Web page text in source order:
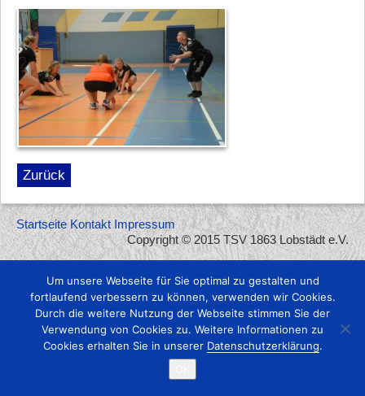
Zurück
Startseite Kontakt Impressum
Copyright © 2015 TSV 1863 Lobstädt e.V.
Um unsere Webseite für Sie optimal zu gestalten und
fortlaufend verbessern zu können, verwenden wir Cookies.
Durch die weitere Nutzung der Webseite stimmen Sie der
Verwendung von Cookies zu. Weitere Informationen zu
Cookies erhalten Sie in unserer Datenschutzerklärung.